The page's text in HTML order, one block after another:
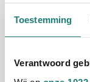
Toestemming
Verantwoord
Noble
logo
jouw Noble